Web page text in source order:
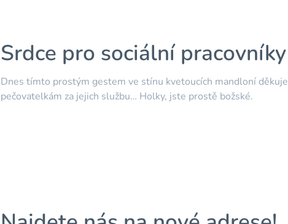
Srdce pro sociální pracovníky
Dnes tímto prostým gestem ve stínu kvetoucích mandloní
pečovatelkám za jejich službu… Holky, jste prostě božské.